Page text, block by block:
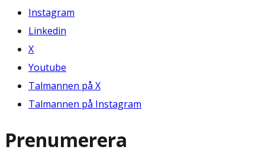
Instagram
Linkedin
X
Youtube
Talmannen på X
Talmannen på Instagram
Prenumerera